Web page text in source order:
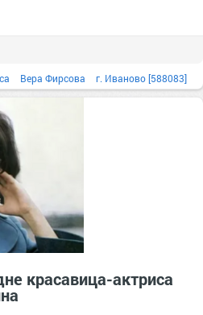
Вера Фирсова г. Иваново [588083]
[1405113]
красавица-актриса